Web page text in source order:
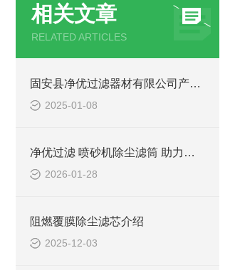
相关文章
RELATED ARTICLES
固安县净优过滤器材有限公司产品出厂标准
2025-01-08
净优过滤 喷砂机除尘滤筒 助力企业环保达标
2026-01-28
阻燃覆膜除尘滤芯介绍
2025-12-03